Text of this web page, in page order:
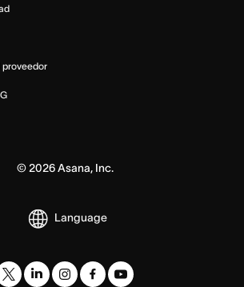
proveedor
© 2026Asana, Inc.
Language